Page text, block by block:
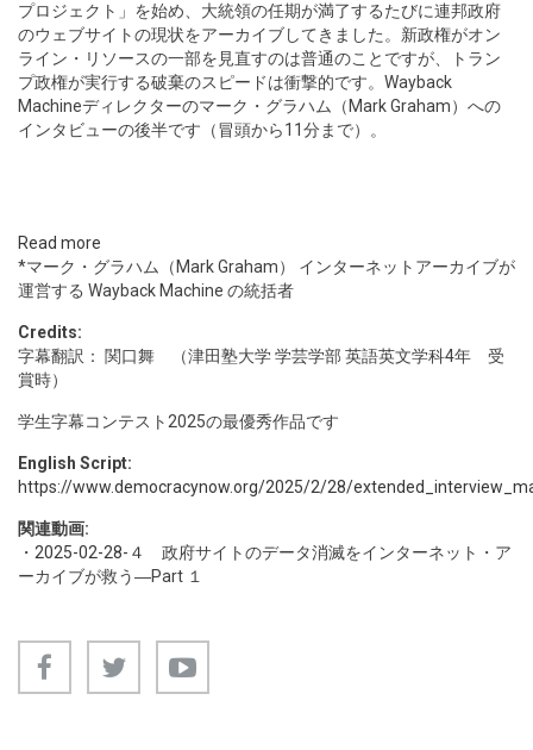
プロジェクト」を始め、大統領の任期が満了するたびに連邦政府
のウェブサイトの現状をアーカイブしてきました。新政権がオン
ライン・リソースの一部を見直すのは普通のことですが、トラン
プ政権が実行する破棄のスピードは衝撃的です。Wayback
Machineディレクターのマーク・グラハム（Mark Graham）への
インタビューの後半です（冒頭から11分まで）。
Read more
*マーク・グラハム（Mark Graham） インターネットアーカイブが
運営する Wayback Machine の統括者
Credits:
字幕翻訳： 関口舞 （津田塾大学 学芸学部 英語英文学科4年 受
賞時）
学生字幕コンテスト2025の最優秀作品です
English Script:
https://www.democracynow.org/2025/2/28/
関連動画:
・ 2025-02-28-４
政府サイトのデータ消滅をインターネット・ア
ーカイブが救う―Part １